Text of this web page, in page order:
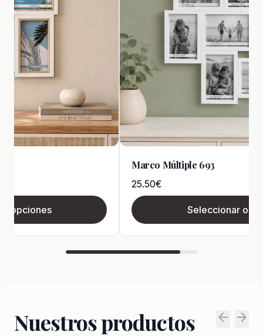
opciones
Marco Múltiple 693
25.50€
Seleccionar
Nuestros productos
arrow_back arrow_forward